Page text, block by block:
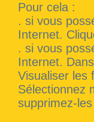
Pour cela :
. si vous
Internet.
. si vous
Internet.
Visualiser les
Sélectionnez
supprimez-